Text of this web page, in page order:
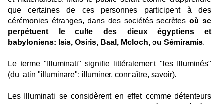
que certaines de ces personnes participent à des
cérémonies étranges, dans des sociétés secrètes où se
perpétuent le culte des dieux égyptiens et
babyloniens: Isis, Osiris, Baal, Moloch, ou Sémiramis.
Le terme "Illuminati" signifie littéralement "les Illuminés"
(du latin "illuminare": illuminer, connaître, savoir).
Les Illuminati se considèrent en effet comme détenteurs